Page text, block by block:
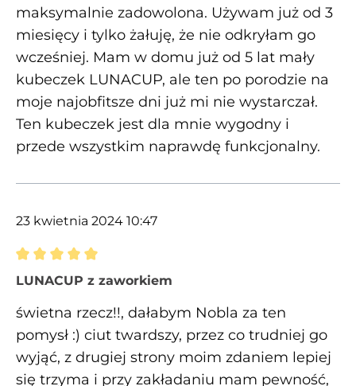
maksymalnie zadowolona. Używam już od 3
miesięcy i tylko żałuję, że nie odkryłam go
wcześniej. Mam w domu już od 5 lat mały
kubeczek LUNACUP, ale ten po porodzie na
moje najobfitsze dni już mi nie wystarczał.
Ten kubeczek jest dla mnie wygodny i
przede wszystkim naprawdę funkcjonalny.
23 kwietnia 2024 10:47
Recenzja z oceną 5 spośród 5 gwiazdek
LUNACUP z zaworkiem
świetna rzecz!!, dałabym Nobla za ten
pomysł :) ciut twardszy, przez co trudniej go
wyjąć, z drugiej strony moim zdaniem lepiej
się trzyma i przy zakładaniu mam pewność,